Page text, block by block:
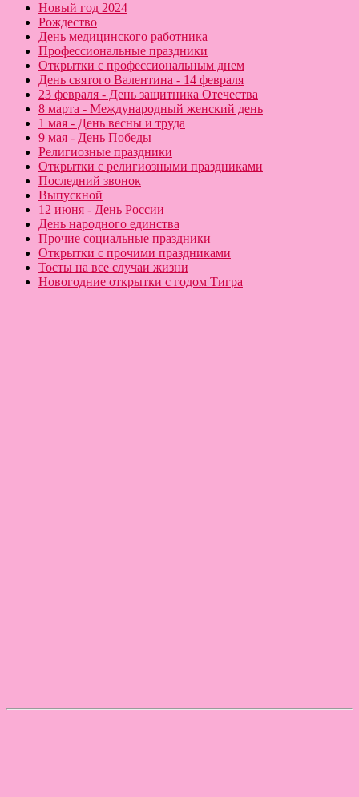
Новый год 2024
Рождество
День медицинского работника
Профессиональные праздники
Открытки с профессиональным днем
День святого Валентина - 14 февраля
23 февраля - День защитника Отечества
8 марта - Международный женский день
1 мая - День весны и труда
9 мая - День Победы
Религиозные праздники
Открытки с религиозными праздниками
Последний звонок
Выпускной
12 июня - День России
День народного единства
Прочие социальные праздники
Открытки с прочими праздниками
Тосты на все случаи жизни
Новогодние открытки с годом Тигра